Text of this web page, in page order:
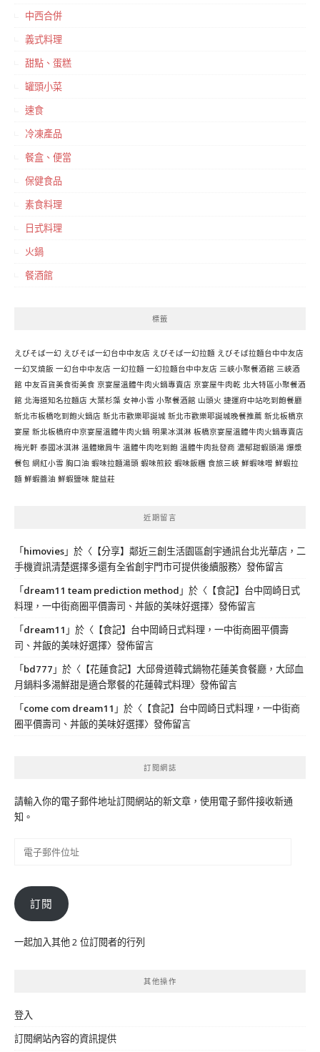
中西合併
義式料理
甜點、蛋糕
罐頭小菜
速食
冷凍產品
餐盒、便當
保健食品
素食料理
日式料理
火鍋
餐酒館
標籤
えびそば一幻 えびそば一幻台中中友店 えびそば一幻拉麵 えびそば拉麵台中中友店
一幻叉燒飯 一幻台中中友店 一幻拉麵 一幻拉麵台中中友店 三峽小聚餐酒館 三峽酒
館 中友百貨美食街美食 京宴屋溫體牛肉火鍋專賣店 京宴屋牛肉乾 北大特區小聚餐酒
館 北海道知名拉麵店 大葉杉藻 女神小雪 小聚餐酒館 山頭火 捷運府中站吃到飽餐廳
新北市板橋吃到飽火鍋店 新北市歡樂耶誕城 新北市歡樂耶誕城晚餐推薦 新北板橋京
宴屋 新北板橋府中京宴屋溫體牛肉火鍋 明果冰淇淋 板橋京宴屋溫體牛肉火鍋專賣店
梅光軒 泰國冰淇淋 溫體嫩肩牛 溫體牛肉吃到飽 溫體牛肉批發商 濃郁甜蝦頭湯 爆漿
餐包 網紅小雪 胸口油 蝦味拉麵湯頭 蝦味煎餃 蝦味飯糰 食旅三峽 鮮蝦味噌 鮮蝦拉
麵 鮮蝦醬油 鮮蝦鹽味 龍益莊
近期留言
「himovies」於〈 【分享】鄰近三創生活園區創宇通訊台北光華店，二
手機資訊清楚選擇多還有全省創宇門市可提供後續服務〉發佈留言
「dream11 team prediction method 」於〈 【食記】台中岡崎日式
料理，一中街商圈平價壽司、丼飯的美味好選擇〉發佈留言
「dream11 」於〈 【食記】台中岡崎日式料理，一中街商圈平價壽
司、丼飯的美味好選擇〉發佈留言
「bd777 」於〈 【花蓮食記】大邱骨道韓式鍋物花蓮美食餐廳，大邱血
月鍋料多湯鮮甜是適合聚餐的花蓮韓式料理〉發佈留言
「come com dream11 」於〈 【食記】台中岡崎日式料理，一中街商
圈平價壽司、丼飯的美味好選擇〉發佈留言
訂閱網誌
請輸入你的電子郵件地址訂閱網站的新文章，使用電子郵件接收新通
知。
件
位
訂閱
一起加入其他 2 位訂閱者的行列
其他操作
登入
訂閱網站內容的資訊提供